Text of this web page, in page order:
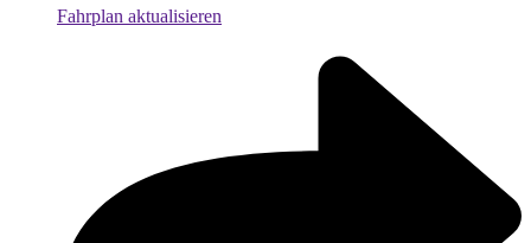
Fahrplan aktualisieren